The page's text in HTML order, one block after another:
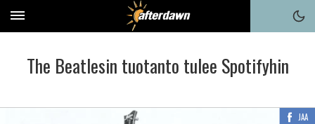
The Beatlesin tuotanto tulee Spotifyhin
JAA